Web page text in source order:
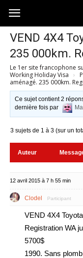
Australia-
australie.com
VEND 4X4
235 000km.
Le 1er site francophone
Working Holiday Visa ›
aménagé. 235 000km.
Ce sujet contient 2
dernière fois par
3 sujets de 1 à 3 (sur un
Auteur
12 avril 2015 à 7 h 55 min
Clodel Participant
VEND 4X4
Registration WA
5700$
1990. Sans